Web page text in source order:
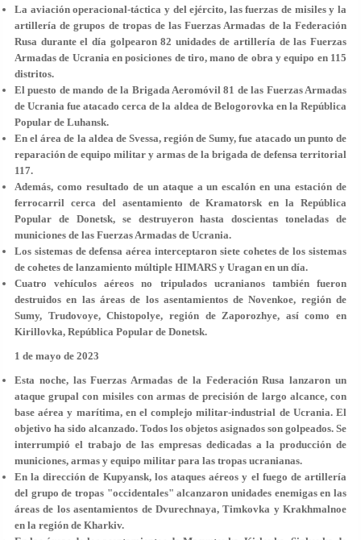
La aviación operacional-táctica y del ejército, las fuerzas de misiles y la
artillería de grupos de tropas de las Fuerzas Armadas de la Federación
Rusa durante el día golpearon 82 unidades de artillería de las Fuerzas
Armadas de Ucrania en posiciones de tiro, mano de obra y equipo en 115
distritos.
El puesto de mando de la Brigada Aeromóvil 81 de las Fuerzas Armadas
de Ucrania fue atacado cerca de la aldea de Belogorovka en la República
Popular de Luhansk.
En el área de la aldea de Svessa, región de Sumy, fue atacado un punto de
reparación de equipo militar y armas de la brigada de defensa territorial
117.
Además, como resultado de un ataque a un escalón en una estación de
ferrocarril cerca del asentamiento de Kramatorsk en la República
Popular de Donetsk, se destruyeron hasta doscientas toneladas de
municiones de las Fuerzas Armadas de Ucrania.
Los sistemas de defensa aérea interceptaron siete cohetes de los sistemas
de cohetes de lanzamiento múltiple HIMARS y Uragan en un día.
Cuatro vehículos aéreos no tripulados ucranianos también fueron
destruidos en las áreas de los asentamientos de Novenkoe, región de
Sumy, Trudovoye, Chistopolye, región de Zaporozhye, así como en
Kirillovka, República Popular de Donetsk.
1 de mayo de 2023
Esta noche, las Fuerzas Armadas de la Federación Rusa lanzaron un
ataque grupal con misiles con armas de precisión de largo alcance, con
base aérea y marítima, en el complejo militar-industrial de Ucrania. El
objetivo ha sido alcanzado. Todos los objetos asignados son golpeados. Se
interrumpió el trabajo de las empresas dedicadas a la producción de
municiones, armas y equipo militar para las tropas ucranianas.
En la dirección de Kupyansk, los ataques aéreos y el fuego de artillería
del grupo de tropas "occidentales" alcanzaron unidades enemigas en las
áreas de los asentamientos de Dvurechnaya, Timkovka y Krakhmalnoe
en la región de Kharkiv.